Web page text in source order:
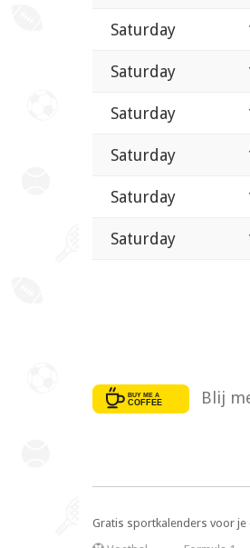
Saturday
Saturday
Saturday
Saturday
Saturday
Saturday
Blij
Gratis sportkalenders voor je